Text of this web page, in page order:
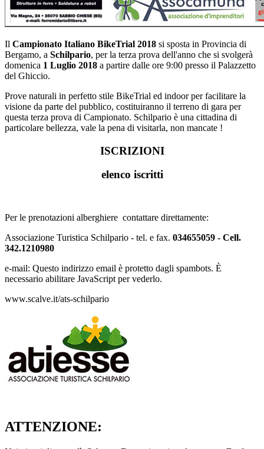
Il Campionato Italiano BikeTrial 2018 si sposta in Provincia di
Bergamo, a Schilpario, per la terza prova dell'anno che si svolgerà
domenica 1 Luglio 2018 a partire dalle ore 9:00 presso il Palazzetto
del Ghiccio.
Prove naturali in perfetto stile BikeTrial ed indoor per facilitare la
visione da parte del pubblico, costituiranno il terreno di gara per
questa terza prova di Campionato. Schilpario è una cittadina di
particolare bellezza, vale la pena di visitarla, non mancate !
ISCRIZIONI
elenco iscritti
Per le prenotazioni alberghiere contattare direttamente:
Associazione Turistica Schilpario - tel. e fax. 034655059 - Cell.
342.1210980
e-mail: Questo indirizzo email è protetto dagli spambots. È
necessario abilitare JavaScript per vederlo.
www.scalve.it/ats-schilpario
ATTENZIONE: